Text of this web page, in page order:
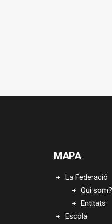
MAPA
La Federació
Qui som?
Entitats
Escola